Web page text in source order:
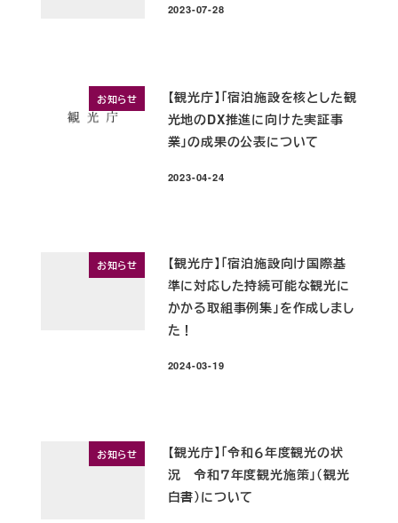
投稿日
2023-07-28
お知らせ
【観光庁】「宿泊施設を核とした観
光地のDX推進に向けた実証事
業」の成果の公表について
投稿日
2023-04-24
お知らせ
【観光庁】「宿泊施設向け国際基
準に対応した持続可能な観光に
かかる取組事例集」を作成しまし
た！
投稿日
2024-03-19
お知らせ
【観光庁】「令和６年度観光の状
況 令和７年度観光施策」（観光
白書）について